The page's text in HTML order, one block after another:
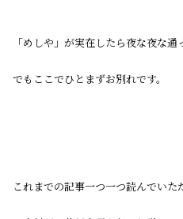
「めしや」が実在したら夜な夜な通
でもここでひとまずお別れです。
これまでの記事一つ一つ読んでいた